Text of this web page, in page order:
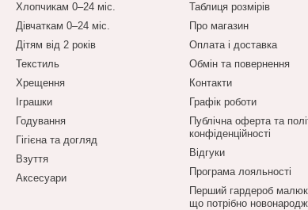
Хлопчикам 0–24 міс.
Дівчаткам 0–24 міс.
Дітям від 2 років
Текстиль
Хрещення
Іграшки
Годування
Гігієна та догляд
Взуття
Аксесуари
Таблиця розмірів
Про магазин
Оплата і доставка
Обмін та повернення
Контакти
Графік роботи
Публічна оферта та
конфіденційності
Відгуки
Програма лояльності
Перший гардероб
що потрібно